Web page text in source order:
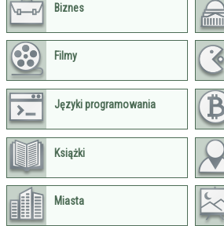
Biznes
Filmy
Języki programowania
Książki
Miasta